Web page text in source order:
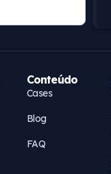
Conteúdo
Cases
Blog
FAQ